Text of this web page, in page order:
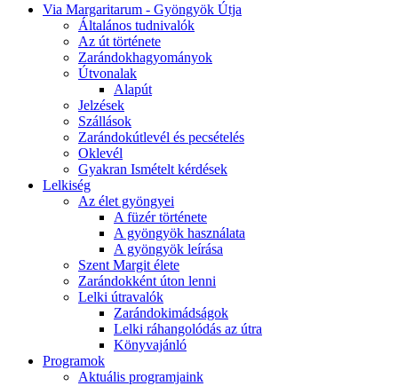
Via Margaritarum - Gyöngyök Útja
Általános tudnivalók
Az út története
Zarándokhagyományok
Útvonalak
Alapút
Jelzések
Szállások
Zarándokútlevél és pecsételés
Oklevél
Gyakran Ismételt kérdések
Lelkiség
Az élet gyöngyei
A füzér története
A gyöngyök használata
A gyöngyök leírása
Szent Margit élete
Zarándokként úton lenni
Lelki útravalók
Zarándokimádságok
Lelki ráhangolódás az útra
Könyvajánló
Programok
Aktuális programjaink